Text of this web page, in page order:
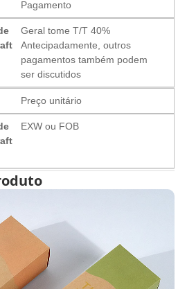
Pagamento
Geral tome T/T 40%
Antecipadamente, outros
pagamentos também podem
ser discutidos
Preço unitário
EXW ou FOB